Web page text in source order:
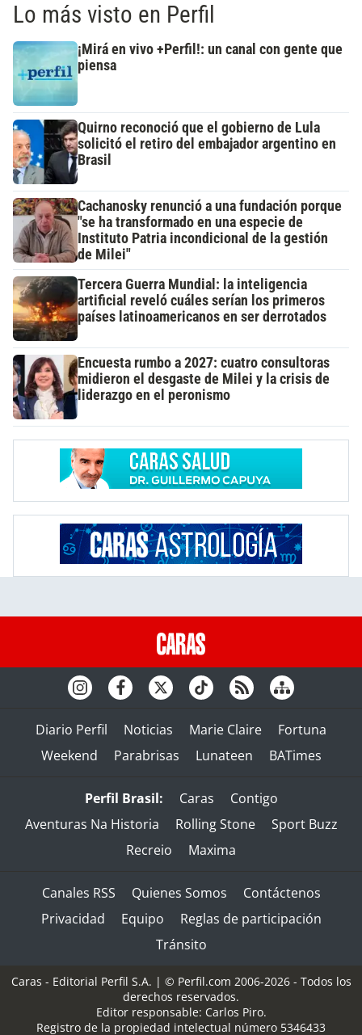
Lo más visto en Perfil
¡Mirá en vivo +Perfil!: un canal con gente que
piensa
Quirno reconoció que el gobierno de Lula
solicitó el retiro del embajador argentino en
Brasil
Cachanosky renunció a una fundación porque
"se ha transformado en una especie de
Instituto Patria incondicional de la gestión
de Milei"
Tercera Guerra Mundial: la inteligencia
artificial reveló cuáles serían los primeros
países latinoamericanos en ser derrotados
Encuesta rumbo a 2027: cuatro consultoras
midieron el desgaste de Milei y la crisis de
liderazgo en el peronismo
Diario Perfil Noticias Marie Claire
Fortuna
Weekend
Parabrisas Lunateen BATimes
Perfil Brasil: Caras
Contigo
Aventuras Na Historia
Rolling Stone
Sport Buzz
Recreio
Maxima
Canales RSS Quienes Somos
Contáctenos
Privacidad
Equipo
Reglas de participación
Tránsito
Caras - Editorial Perfil S.A. | © Perfil.com 2006-2026 - Todos los
derechos reservados.
Editor responsable: Carlos Piro.
Registro de la propiedad intelectual número 5346433